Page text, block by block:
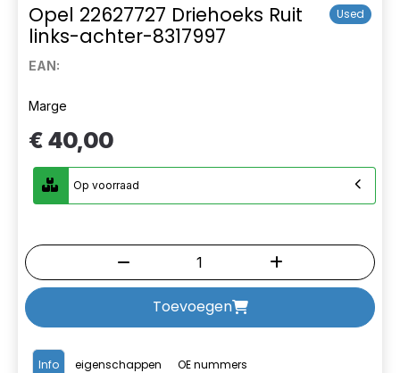
Opel 22627727 Driehoeks Ruit
links-achter-8317997
Used
EAN:
Info eigenschappen OE nummers
Marge
€ 40,00
Op voorraad
Toevoegen